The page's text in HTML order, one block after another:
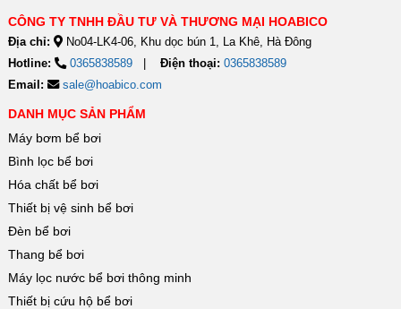
CÔNG TY TNHH ĐẦU TƯ VÀ THƯƠNG MẠI HOABICO
Địa chỉ:
No04-LK4-06, Khu dọc bún 1, La Khê, Hà Đông
Hotline:
0365838589 Điện thoại: 0365838589
Email:
sale@hoabico.com
DANH MỤC SẢN PHẨM
Máy bơm bể bơi
Bình lọc bể bơi
Hóa chất bể bơi
Thiết bị vệ sinh bể bơi
Đèn bể bơi
Thang bể bơi
Máy lọc nước bể bơi thông minh
Thiết bị cứu hộ bể bơi